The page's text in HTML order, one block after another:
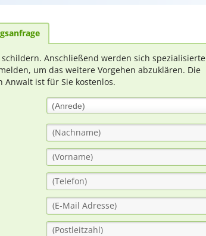
Anschließend werden sich spezialisierte
um das weitere Vorgehen abzuklären. Die
Anwalt ist für Sie kostenlos.
(Anrede)